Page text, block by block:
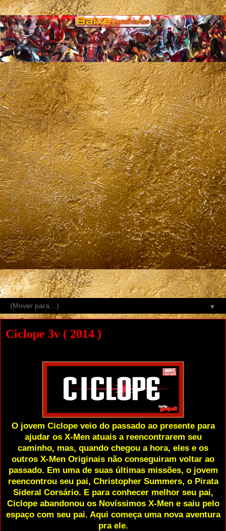
▼
Ciclope 3v ( 2014 )
O jovem Ciclope veio do passado ao presente para
ajudar os X-Men atuais a reencontrarem seu
caminho, mas, quando chegou a hora, eles e os
outros X-Men Originais não conseguiram voltar ao
passado. Em uma de suas últimas missões, o jovem
reencontrou seu pai, Christopher Summers, o Pirata
Sideral Corsário. E para conhecer melhor seu pai,
Ciclope abandonou os Novíssimos X-Men e saiu pelo
espaço com seu pai. Aqui começa uma nova aventura
pra ele.